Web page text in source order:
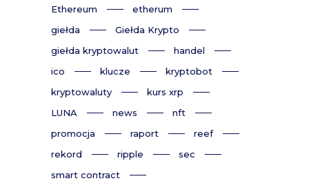
Ethereum
etherum
giełda
Giełda Krypto
giełda kryptowalut
handel
ico
klucze
kryptobot
kryptowaluty
kurs xrp
LUNA
news
nft
promocja
raport
reef
rekord
ripple
sec
smart contract